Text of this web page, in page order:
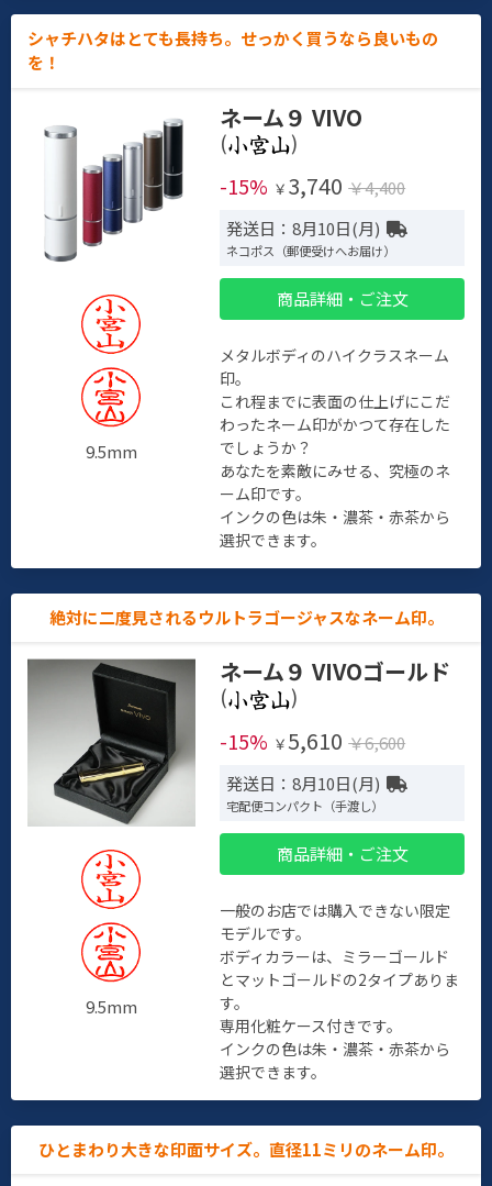
シャチハタはとても長持ち。せっかく買うなら良いもの
を！
9.5mm
ネーム９ VIVO
(
)
-15% ￥ 3,740 ￥4,400
発送日：8月10日(月)
ネコポス（郵便受けへお届け）
商品詳細・ご注文
メタルボディのハイクラスネーム
印。
これ程までに表面の仕上げにこだ
わったネーム印がかつて存在した
でしょうか？
あなたを素敵にみせる、究極のネ
ーム印です。
インクの色は朱・濃茶・赤茶から
選択できます。
絶対に二度見されるウルトラゴージャスなネーム印。
9.5mm
ネーム９ VIVOゴールド
(
)
-15% ￥ 5,610 ￥6,600
発送日：8月10日(月)
宅配便コンパクト（手渡し）
商品詳細・ご注文
一般のお店では購入できない限定
モデルです。
ボディカラーは、ミラーゴールド
とマットゴールドの2タイプありま
す。
専用化粧ケース付きです。
インクの色は朱・濃茶・赤茶から
選択できます。
ひとまわり大きな印面サイズ。直径11ミリのネーム印。